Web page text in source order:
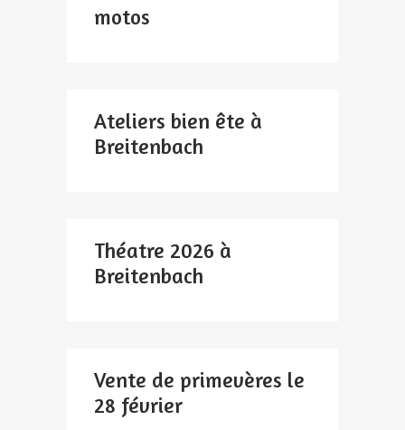
motos
Ateliers bien ête à
Breitenbach
Théatre 2026 à
Breitenbach
Vente de primevères le
28 février